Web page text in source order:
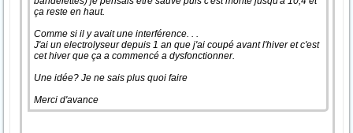
ça reste en haut.
Comme si il y avait une interférence. . .
J'ai un electrolyseur depuis 1 an que j'ai coupé avant l'hiver et c'est
cet hiver que ça a commencé a dysfonctionner.
Une idée? Je ne sais plus quoi faire
Merci d'avance